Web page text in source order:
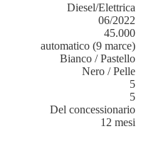
Diesel/Elettrica
06/2022
45.000
automatico (9 marce)
Bianco /Pastello
Nero /Pelle
5
5
Del concessionario
12 mesi